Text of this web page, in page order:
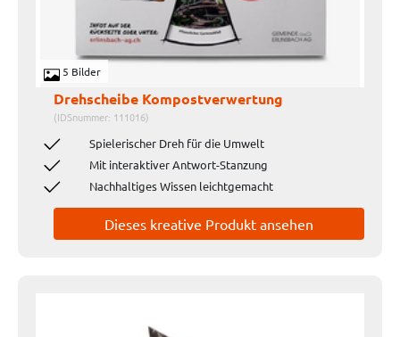
5 Bilder
Drehscheibe Kompostverwertung
(IDSnummer: 111016)
Spielerischer Dreh für die Umwelt
Mit interaktiver Antwort-Stanzung
Nachhaltiges Wissen leichtgemacht
Dieses kreative Produkt ansehen